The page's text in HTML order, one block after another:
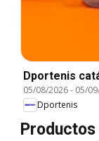
Dportenis
05/08/2026- 05/
Dportenis